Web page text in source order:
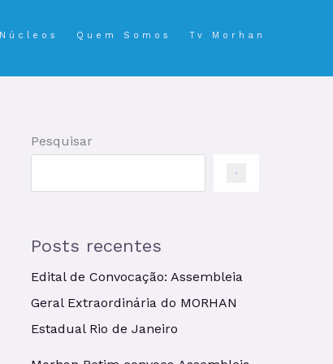
Núcleos Quem Somos Tv Morhan
Pesquisar
Posts recentes
Edital de Convocação: Assembleia
Geral Extraordinária do MORHAN
Estadual Rio de Janeiro